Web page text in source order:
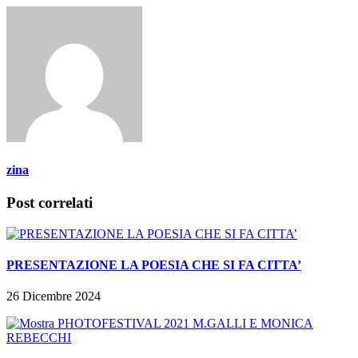
zina
Post correlati
PRESENTAZIONE LA POESIA CHE SI FA CITTA’
26 Dicembre 2024